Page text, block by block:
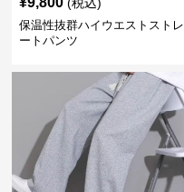
保温性抜群ハイウエストストレ
ートパンツ